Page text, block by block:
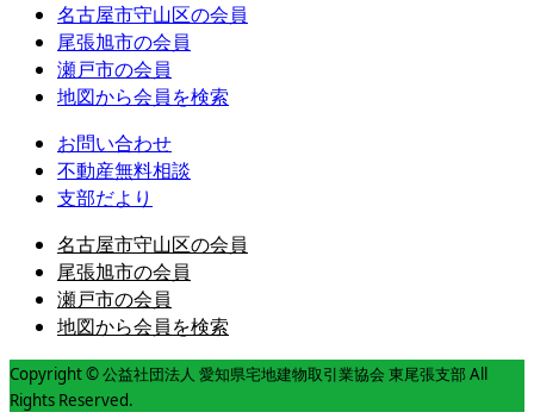
名古屋市守山区の会員
尾張旭市の会員
瀬戸市の会員
地図から会員を検索
お問い合わせ
不動産無料相談
支部だより
名古屋市守山区の会員
尾張旭市の会員
瀬戸市の会員
地図から会員を検索
Copyright © 公益社団法人 愛知県宅地建物取引業協会 東尾張支部 All
Rights Reserved.